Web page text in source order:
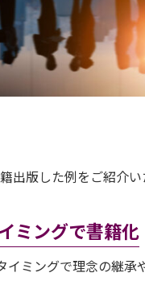
出版した例をご紹介い
ミングで書籍化
イミングで理念の継